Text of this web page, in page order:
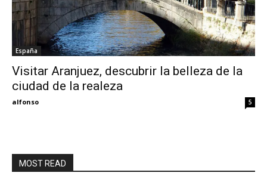
My
España
Visitar Aranjuez, descubrir la belleza de la
ciudad de la realeza
alfonso 5
MOST READ